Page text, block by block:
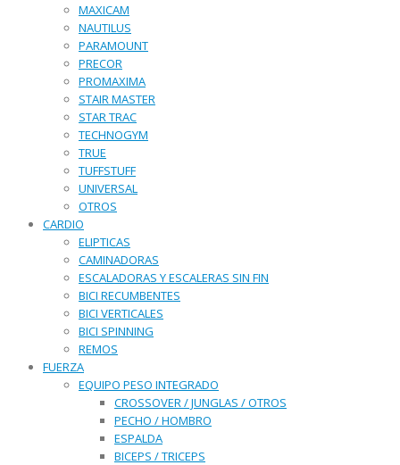
MAXICAM
NAUTILUS
PARAMOUNT
PRECOR
PROMAXIMA
STAIR MASTER
STAR TRAC
TECHNOGYM
TRUE
TUFFSTUFF
UNIVERSAL
OTROS
CARDIO
ELIPTICAS
CAMINADORAS
ESCALADORAS Y ESCALERAS SIN FIN
BICI RECUMBENTES
BICI VERTICALES
BICI SPINNING
REMOS
FUERZA
EQUIPO PESO INTEGRADO
CROSSOVER / JUNGLAS / OTROS
PECHO / HOMBRO
ESPALDA
BICEPS / TRICEPS